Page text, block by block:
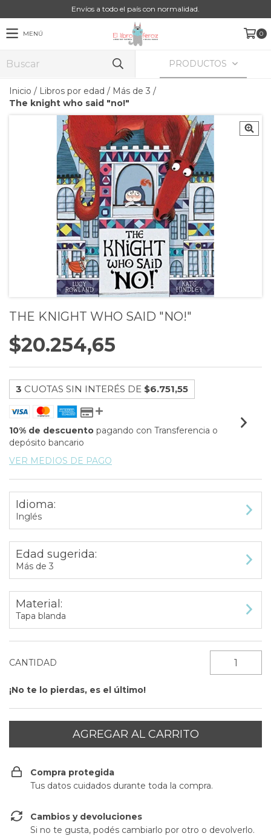
Envíos a todo el país con normalidad.
MENÚ 0
PRODUCTOS
Inicio / Libros por edad / Más de 3 /
The knight who said "no!"
THE KNIGHT WHO SAID "NO!"
$20.254,65
3 CUOTAS SIN INTERÉS DE $6.751,55
10% de descuento pagando con Transferencia o
depósito bancario
VER MEDIOS DE PAGO
Idioma:
Inglés
Edad sugerida:
Más de 3
Material:
Tapa blanda
CANTIDAD
¡No te lo pierdas, es el último!
Compra protegida
Tus datos cuidados durante toda la compra.
Cambios y devoluciones
Si no te gusta, podés cambiarlo por otro o devolverlo.